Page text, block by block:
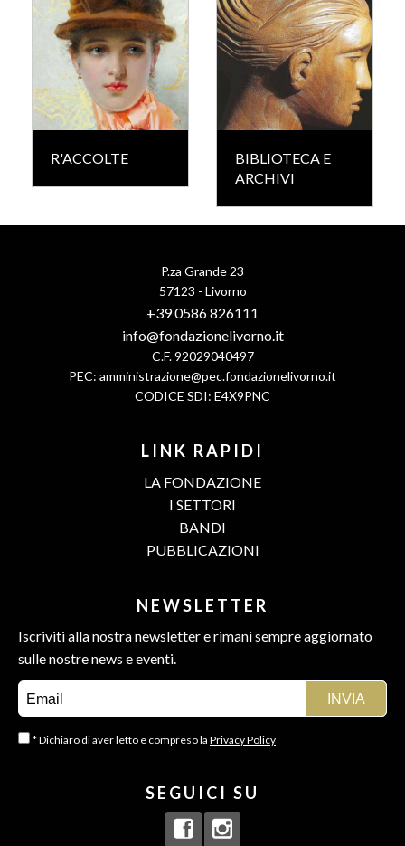
R'ACCOLTE
BIBLIOTECA E
ARCHIVI
P.za Grande 23
57123 - Livorno
+39 0586 826111
info@fondazionelivorno.it
C.F. 92029040497
PEC: amministrazione@pec.fondazionelivorno.it
CODICE SDI: E4X9PNC
LINK RAPIDI
LA FONDAZIONE
I SETTORI
BANDI
PUBBLICAZIONI
NEWSLETTER
Iscriviti alla nostra newsletter e rimani sempre aggiornato
sulle nostre news e eventi.
* Dichiaro di aver letto e compreso la Privacy Policy
SEGUICI SU